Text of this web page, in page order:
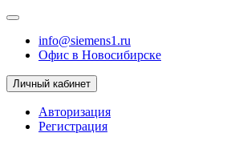
info@siemens1.ru
Офис в Новосибирске
Личный кабинет
Авторизация
Регистрация